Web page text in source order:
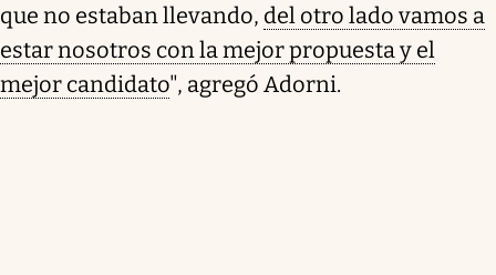
que no estaban llevando, del otro lado vamos a
estar nosotros con la mejor propuesta y el
mejor candidato", agregó Adorni.